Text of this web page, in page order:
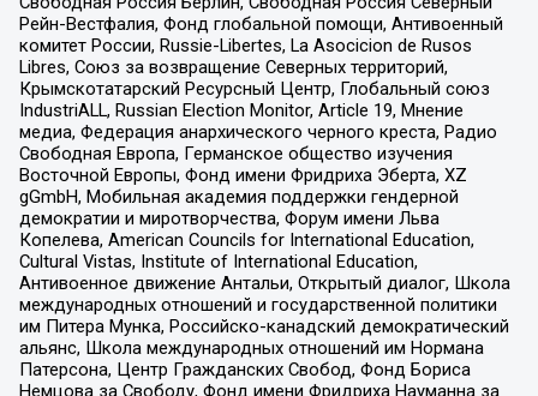
Рейн-Вестфалия, Фонд глобальной помощи, Антивоенный
комитет России, Russie-Libertes, La Asocicion de Rusos
Libres, Союз за возвращение Северных территорий,
Крымскотатарский Ресурсный Центр, Глобальный союз
IndustriALL, Russian Election Monitor, Article 19, Мнение
медиа, Федерация анархического черного креста, Радио
Свободная Европа, Германское общество изучения
Восточной Европы, Фонд имени Фридриха Эберта, XZ
gGmbH, Мобильная академия поддержки гендерной
демократии и миротворчества, Форум имени Льва
Копелева, American Councils for International Education,
Cultural Vistas, Institute of International Education,
Антивоенное движение Антальи, Открытый диалог, Школа
международных отношений и государственной политики
им Питера Мунка, Российско-канадский демократический
альянс, Школа международных отношений им Нормана
Патерсона, Центр Гражданских Свобод, Фонд Бориса
Немцова за Свободу, Фонд имени Фридриха Науманна за